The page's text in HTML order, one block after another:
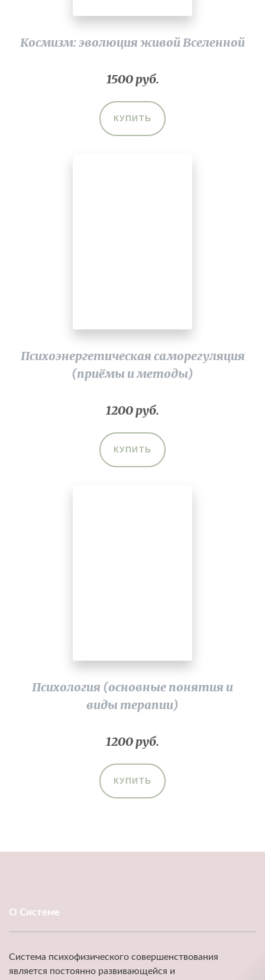
Космизм: эволюция живой Вселенной
1500 руб.
КУПИТЬ
Психоэнергетическая саморегуляция
(приёмы и методы)
1200 руб.
КУПИТЬ
Психология (основные понятия и
виды терапии)
1200 руб.
КУПИТЬ
О Системе
Система психофизического совершенствования
является постоянно развивающейся и